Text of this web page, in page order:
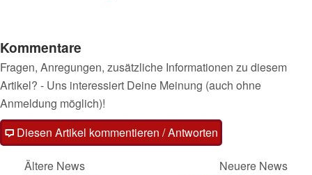
Kommentare
Fragen, Anregungen, zusätzliche Informationen zu diesem
Artikel? - Uns interessiert Deine Meinung (auch ohne
Anmeldung möglich)!
Diesen Artikel kommentieren / Antworten
Ältere News
Neuere News